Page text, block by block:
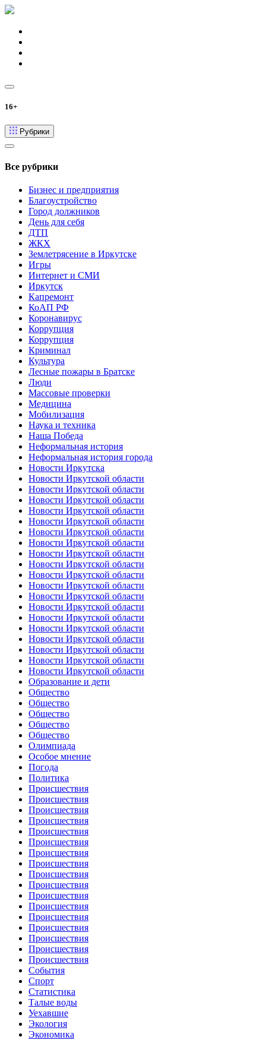
16+
Рубрики
Все рубрики
Бизнес и предприятия
Благоустройство
Город должников
День для себя
ДТП
ЖКХ
Землетрясение в Иркутске
Игры
Интернет и СМИ
Иркутск
Капремонт
КоАП РФ
Коронавирус
Коррупция
Коррупция
Криминал
Культура
Лесные пожары в Братске
Люди
Массовые проверки
Медицина
Мобилизация
Наука и техника
Наша Победа
Неформальная история
Неформальная история города
Новости Иркутска
Новости Иркутской области
Новости Иркутской области
Новости Иркутской области
Новости Иркутской области
Новости Иркутской области
Новости Иркутской области
Новости Иркутской области
Новости Иркутской области
Новости Иркутской области
Новости Иркутской области
Новости Иркутской области
Новости Иркутской области
Новости Иркутской области
Новости Иркутской области
Новости Иркутской области
Новости Иркутской области
Новости Иркутской области
Новости Иркутской области
Новости Иркутской области
Образование и дети
Общество
Общество
Общество
Общество
Общество
Олимпиада
Особое мнение
Погода
Политика
Происшествия
Происшествия
Происшествия
Происшествия
Происшествия
Происшествия
Происшествия
Происшествия
Происшествия
Происшествия
Происшествия
Происшествия
Происшествия
Происшествия
Происшествия
Происшествия
Происшествия
События
Спорт
Статистика
Талые воды
Уехавшие
Экология
Экономика